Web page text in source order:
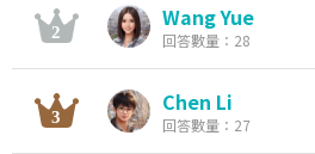
Wang Yue
回答數量：28
Chen Li
回答數量：27